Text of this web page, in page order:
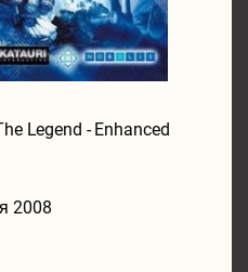
Legend - Enhanced
2008